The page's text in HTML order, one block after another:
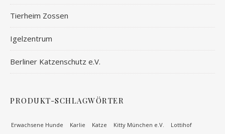
Tierheim Zossen
Igelzentrum
Berliner Katzenschutz e.V.
PRODUKT-SCHLAGWÖRTER
Erwachsene Hunde Karlie Katze Kitty München e.V. Lottihof